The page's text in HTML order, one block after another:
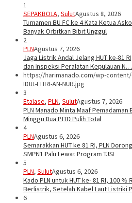
1
SEPAKBOLA, SulutAgustus 8, 2026
Turnamen BU FC ke 4 Kata Ketua
Banyak Orbitkan Bibit Unggul
2
PLNAgustus 7, 2026
Jaga Listrik Andal Jelang HUT ke-81
dan Inspeksi Peralatan Kepulauan N…
https://harimanado.com/wp-content/
IDUL-FITRI-AN-NUR.jpg
3
Etalase, PLN, SulutAgustus 7, 2026
PLN Manado Minta Maaf Pemadaman
Minggu Dua PLTD Pulih Total
4
PLNAgustus 6, 2026
Semarakkan HUT ke 81 RI, PLN
SMPN1 Palu Lewat Program TJSL
5
PLN, SulutAgustus 6, 2026
Kado PLN untuk HUT ke- 81 RI, 100
Berlistrik, Setelah Kabel Laut Listriki
6